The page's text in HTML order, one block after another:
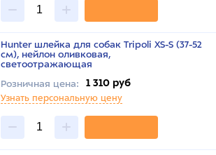
Hunter шлейка для собак Tripoli XS-S (37-52
см), нейлон оливковая,
светоотражающая
Розничная цена:
1 310 руб
Узнать персональную цену